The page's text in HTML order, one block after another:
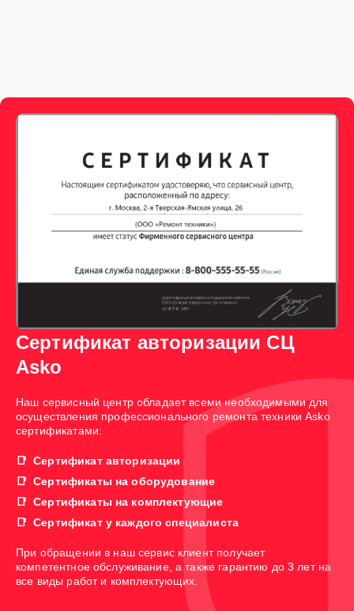
Сертификат авторизации СЦ
Asko
Наш сервисный центр обладает всеми необходимыми для
осуществления профессионального ремонта техники Asko
сертификатами:
Сертификат авторизации
Сертификаты на оборудование
Сертификаты на комплектующие
Сертификат у каждого специалиста
При обращении в наш сервис клиент получает
компетентное обслуживание, а также гарантию до 3 лет на
все виды работ и комплектующих.